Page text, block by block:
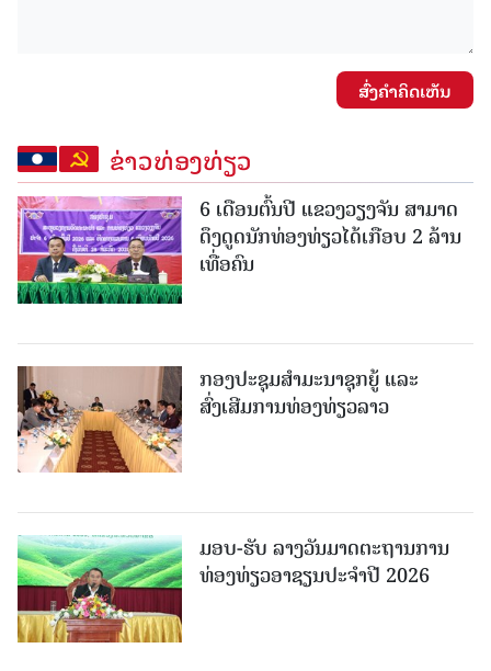
ສົ່ງຄໍາຄິດເຫັນ
ຂ່າວທ່ອງທ່ຽວ
6 ເດືອນຕົ້ນປີ ແຂວງວຽງຈັນ ສາມາດ
ດຶງດູດນັກທ່ອງທ່ຽວໄດ້ເກືອບ 2 ລ້ານ
ເທື່ອຄົນ
ກອງປະຊຸມສຳມະນາຊຸກຍູ້ ແລະ
ສົ່ງເສີມການທ່ອງທ່ຽວລາວ
ມອບ-ຮັບ ລາງວັນມາດຕະຖານການ
ທ່ອງທ່ຽວອາຊຽນປະຈຳປີ 2026